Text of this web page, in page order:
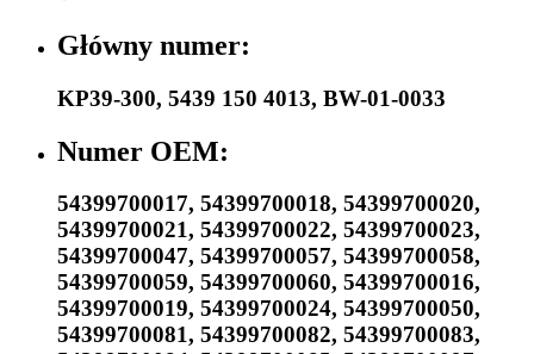
Główny numer:
KP39-300, 5439 150 4013, BW-01-0033
Numer OEM:
54399700017, 54399700018, 54399700020,
54399700021, 54399700022, 54399700023,
54399700047, 54399700057, 54399700058,
54399700059, 54399700060, 54399700016,
54399700019, 54399700024, 54399700050,
54399700081, 54399700082, 54399700083,